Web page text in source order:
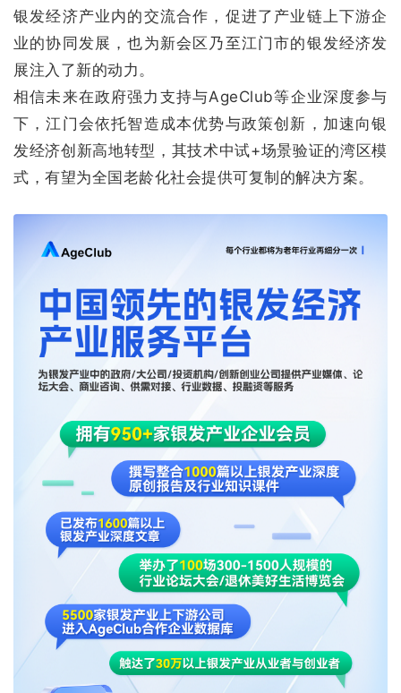
银发经济产业内的交流合作，促进了产业链上下游企
业的协同发展，也为新会区乃至江门市的银发经济发
展注入了新的动力。
相信未来在政府强力支持与AgeClub等企业深度参与
下，江门会依托智造成本优势与政策创新，加速向银
发经济创新高地转型，其技术中试+场景验证的湾区模
式，有望为全国老龄化社会提供可复制的解决方案。